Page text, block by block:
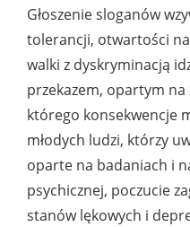
Głoszenie sloganów
tolerancji, otwartości
walki z dyskryminacją
przekazem, opartym na
którego konsekwencje
młodych ludzi, którzy
oparte na badaniach i
psychicznej, poczucie
stanów lękowych i